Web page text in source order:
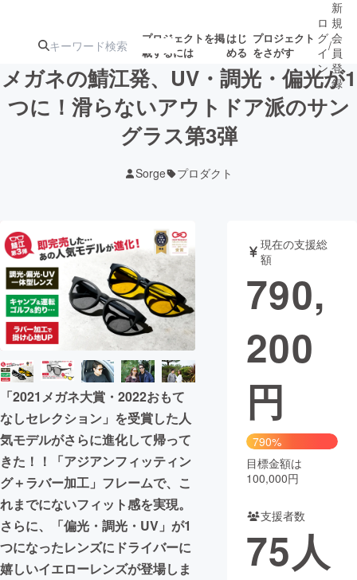
プロジェクトを掲
載するには
はじ
める
プロジェクト
をさがす
注目の新着プロ募集終了が近いプ
テクノロジー・ガジェット
映像・映画 書籍・雑誌
ビジネス・起業 チャレンジ
まちづくり・地域活性化
CAMPFIRE for Social Good
CAMPFIRE Creation
CAMPFIREふるさと納税machi-ya コミュニティ
ロ
グ
イ
ン
/
新
規
会
員
登
録
メガネの鯖江発、UV・調光・偏光が1
つに！滑らないアウトドア派のサン
グラス第3弾
Sorge プロダクト
「2021メガネ大賞・2022おもて
なしセレクション」を受賞した人
気モデルがさらに進化して帰って
きた！！「アジアンフィッティン
グ＋ラバー加工」フレームで、こ
れまでにないフィット感を実現。
さらに、「偏光・調光・UV」が1
つになったレンズにドライバーに
嬉しいイエローレンズが登場しま
現在の支援総
額
790,
200
円
790%
目標金額は
100,000円
支援者数
75人